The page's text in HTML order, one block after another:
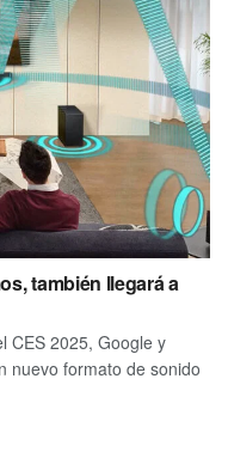
también llegará a
CES 2025, Google y
nuevo formato de sonido